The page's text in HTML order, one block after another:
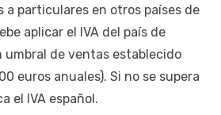
a particulares en otros países de
aplicar el IVA del país de
umbral de ventas establecido
euros anuales). Si no se supera
el IVA español.